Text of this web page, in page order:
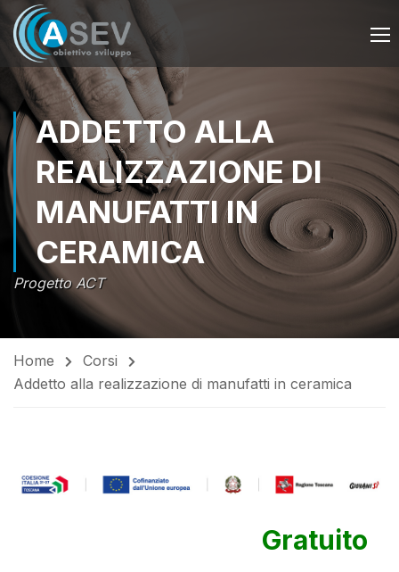
ADDETTO ALLA
REALIZZAZIONE DI
MANUFATTI IN
CERAMICA
Progetto ACT
Home
Corsi
Addetto alla realizzazione di manufatti in ceramica
Gratuito